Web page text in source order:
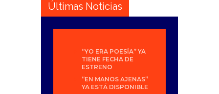
Últimas Noticias
“YO ERA POESÍA” YA
TIENE FECHA DE
ESTRENO
“EN MANOS AJENAS”
YA ESTÁ DISPONIBLE